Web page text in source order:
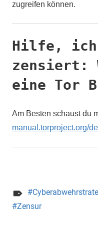
zugreifen können.
Hilfe,
zensiert:
eine Tor
Am Besten schaust du
manual.torproject.org/
Zensur